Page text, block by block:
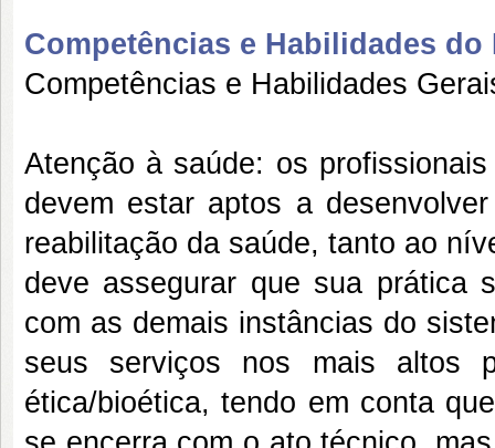
Competências e Habilidades
Competências e Habilidades
Atenção à saúde: os
devem estar aptos a
reabilitação da saúde, tanto ao
deve assegurar que sua prática
com as demais instâncias do
seus serviços nos mais altos
ética/bioética, tendo em conta